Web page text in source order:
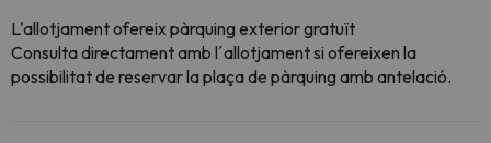
L'allotjament ofereix pàrquing exterior gratuït
Consulta directament amb l´allotjament si ofereixen la
possibilitat de reservar la plaça de pàrquing amb antelació.